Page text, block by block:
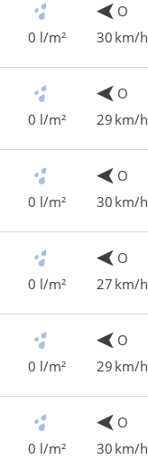
0 l/m²
O
30 km/h
0 l/m²
O
29 km/h
0 l/m²
O
30 km/h
0 l/m²
O
27 km/h
0 l/m²
O
29 km/h
0 l/m²
O
30 km/h